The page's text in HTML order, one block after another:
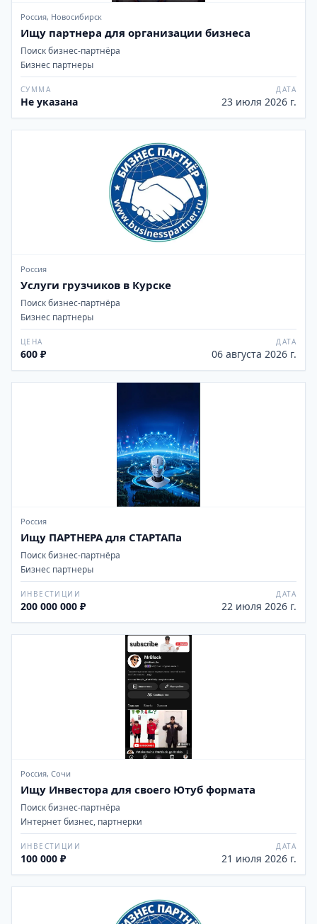
Россия, Новосибирск
Ищу партнера для организации бизнеса
Поиск бизнес-партнёра
Бизнес партнеры
СУММА
Не указана
ДАТА
23 июля 2026 г.
Россия
Услуги грузчиков в Курске
Поиск бизнес-партнёра
Бизнес партнеры
ЦЕНА
600 ₽
ДАТА
06 августа 2026 г.
Россия
Ищу ПАРТНЕРА для СТАРТАПа
Поиск бизнес-партнёра
Бизнес партнеры
ИНВЕСТИЦИИ
200 000 000 ₽
ДАТА
22 июля 2026 г.
Россия, Сочи
Ищу Инвестора для своего Ютуб формата
Поиск бизнес-партнёра
Интернет бизнес, партнерки
ИНВЕСТИЦИИ
100 000 ₽
ДАТА
21 июля 2026 г.